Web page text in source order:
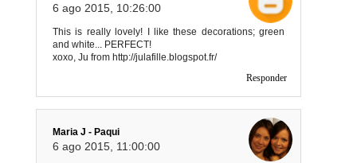
6 ago 2015, 10:26:00
This is really lovely! I like these decorations; green
and white... PERFECT!
xoxo, Ju from http://julafille.blogspot.fr/
Responder
Maria J - Paqui
6 ago 2015, 11:00:00